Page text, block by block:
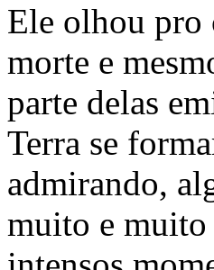
Ele olhou pro
morte e
parte delas
Terra se
admirando,
muito e muito